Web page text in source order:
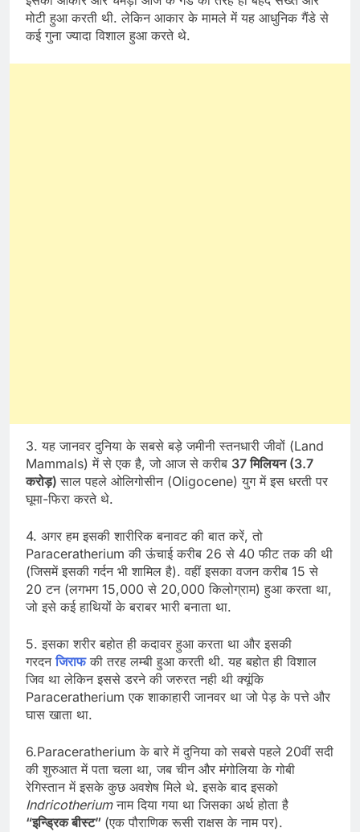
मोटी हुआ करती थी. लेकिन आकार के मामले में यह आधुनिक गैंडे से
कई गुना ज्यादा विशाल हुआ करते थे.
3. यह जानवर दुनिया के सबसे बड़े जमीनी स्तनधारी जीवों (Land
Mammals) में से एक है, जो आज से करीब 37 मिलियन (3.7
करोड़)साल पहले ओलिगोसीन (Oligocene) युग में इस धरती पर
घूमा-फिरा करते थे.
4. अगर हम इसकी शारीरिक बनावट की बात करें, तो
Paraceratherium की ऊंचाई करीब 26 से 40 फीट तक की थी
(जिसमें इसकी गर्दन भी शामिल है). वहीं इसका वजन करीब 15 से
20 टन (लगभग 15,000 से 20,000 किलोग्राम) हुआ करता था,
जो इसे कई हाथियों के बराबर भारी बनाता था.
5. इसका शरीर बहोत ही कदावर हुआ करता था और इसकी
गरदनजिराफकी तरह लम्बी हुआ करती थी. यह बहोत ही विशाल
जिव था लेकिन इससे डरने की जरुरत नही थी क्यूंकि
Paraceratherium एक शाकाहारी जानवर था जो पेड़ के पत्ते और
घास खाता था.
6.Paraceratherium के बारे में दुनिया को सबसे पहले 20वीं सदी
की शुरुआत में पता चला था, जब चीन और मंगोलिया के गोबी
रेगिस्तान में इसके कुछ अवशेष मिले थे. इसके बाद इसको
Indricotheriumनाम दिया गया था जिसका अर्थ होता है
“इन्ड्रिक बीस्ट” (एक पौराणिक रूसी राक्षस के नाम पर).